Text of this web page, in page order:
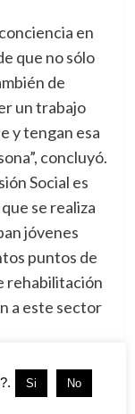
en
que no sólo
de
un trabajo
y tengan esa
concluyó.
Social es
se realiza
jóvenes
puntos de
rehabilitación
a este sector
Veracruz
Si No